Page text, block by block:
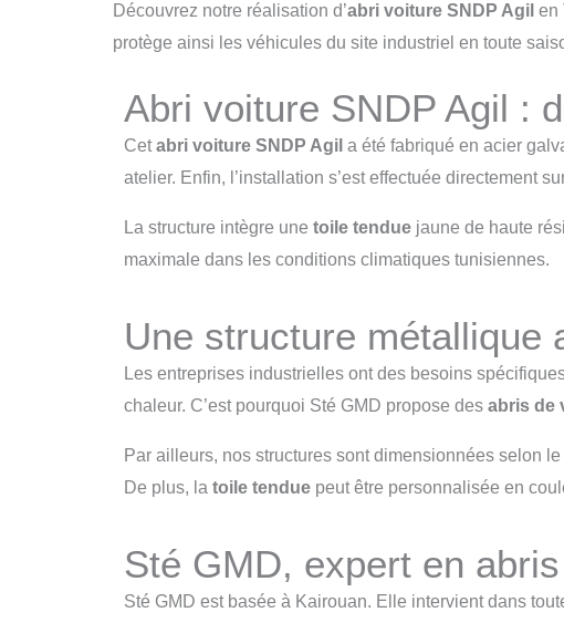
Découvrez notre réalisation d’abri voiture SNDP Agil en
protège ainsi les véhicules du site industriel en toute
Abri voiture SNDP Agil :
Cetabri voiture SNDP Agil a été fabriqué en acier
atelier. Enfin, l’installation s’est effectuée directement
La structure intègre une toile tendue jaune de haute
maximale dans les conditions climatiques tunisiennes.
Une structure métallique
Les entreprises industrielles ont des besoins
chaleur. C’est pourquoi Sté GMD propose des abris de
Par ailleurs, nos structures sont dimensionnées selon
De plus, la toile tendue peut être personnalisée en
Sté GMD, expert en
Sté GMD est basée à Kairouan. Elle intervient dans